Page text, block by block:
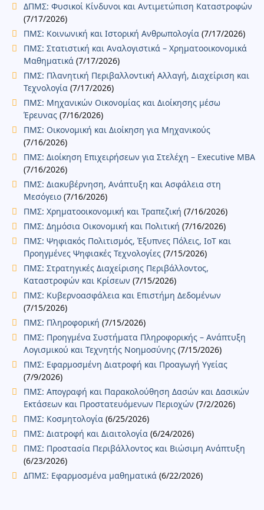
ΔΠΜΣ: Φυσικοί Κίνδυνοι και Αντιμετώπιση Καταστροφών
(7/17/2026)
ΠΜΣ: Κοινωνική και Ιστορική Ανθρωπολογία (7/17/2026)
ΠΜΣ: Στατιστική και Αναλογιστικά – Χρηματοοικονομικά
Μαθηματικά (7/17/2026)
ΠΜΣ: Πλανητική Περιβαλλοντική Αλλαγή, Διαχείριση και
Τεχνολογία (7/17/2026)
ΠΜΣ: Μηχανικών Οικονομίας και Διοίκησης μέσω
Έρευνας (7/16/2026)
ΠΜΣ: Οικονομική και Διοίκηση για Μηχανικούς
(7/16/2026)
ΠΜΣ: Διοίκηση Επιχειρήσεων για Στελέχη – Executive MBA
(7/16/2026)
ΠΜΣ: Διακυβέρνηση, Ανάπτυξη και Ασφάλεια στη
Μεσόγειο (7/16/2026)
ΠΜΣ: Χρηματοοικονομική και Τραπεζική (7/16/2026)
ΠΜΣ: Δημόσια Οικονομική και Πολιτική (7/16/2026)
ΠΜΣ: Ψηφιακός Πολιτισμός, Έξυπνες Πόλεις, IoT και
Προηγμένες Ψηφιακές Τεχνολογίες (7/15/2026)
ΠΜΣ: Στρατηγικές Διαχείρισης Περιβάλλοντος,
Καταστροφών και Κρίσεων (7/15/2026)
ΠΜΣ: Κυβερνοασφάλεια και Επιστήμη Δεδομένων
(7/15/2026)
ΠΜΣ: Πληροφορική (7/15/2026)
ΠΜΣ: Προηγμένα Συστήματα Πληροφορικής – Ανάπτυξη
Λογισμικού και Τεχνητής Νοημοσύνης (7/15/2026)
ΠΜΣ: Εφαρμοσμένη Διατροφή και Προαγωγή Υγείας
(7/9/2026)
ΠΜΣ: Απογραφή και Παρακολούθηση Δασών και Δασικών
Εκτάσεων και Προστατευόμενων Περιοχών (7/2/2026)
ΠΜΣ: Κοσμητολογία (6/25/2026)
ΠΜΣ: Διατροφή και Διαιτολογία (6/24/2026)
ΠΜΣ: Προστασία Περιβάλλοντος και Βιώσιμη Ανάπτυξη
(6/23/2026)
ΔΠΜΣ: Εφαρμοσμένα μαθηματικά (6/22/2026)